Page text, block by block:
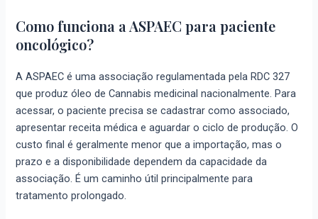
Como funciona a ASPAEC para paciente
oncológico?
A ASPAEC é uma associação regulamentada pela RDC 327
que produz óleo de Cannabis medicinal nacionalmente. Para
acessar, o paciente precisa se cadastrar como associado,
apresentar receita médica e aguardar o ciclo de produção. O
custo final é geralmente menor que a importação, mas o
prazo e a disponibilidade dependem da capacidade da
associação. É um caminho útil principalmente para
tratamento prolongado.